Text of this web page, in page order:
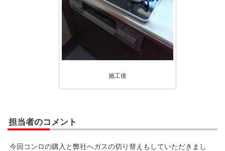
施工後
担当者のコメント
今回コンロの購入と弊社へガスの切り替えもしていただきまし